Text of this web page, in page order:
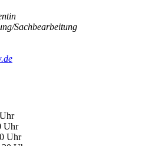
Sachbearbeitung
Uhr
Uhr